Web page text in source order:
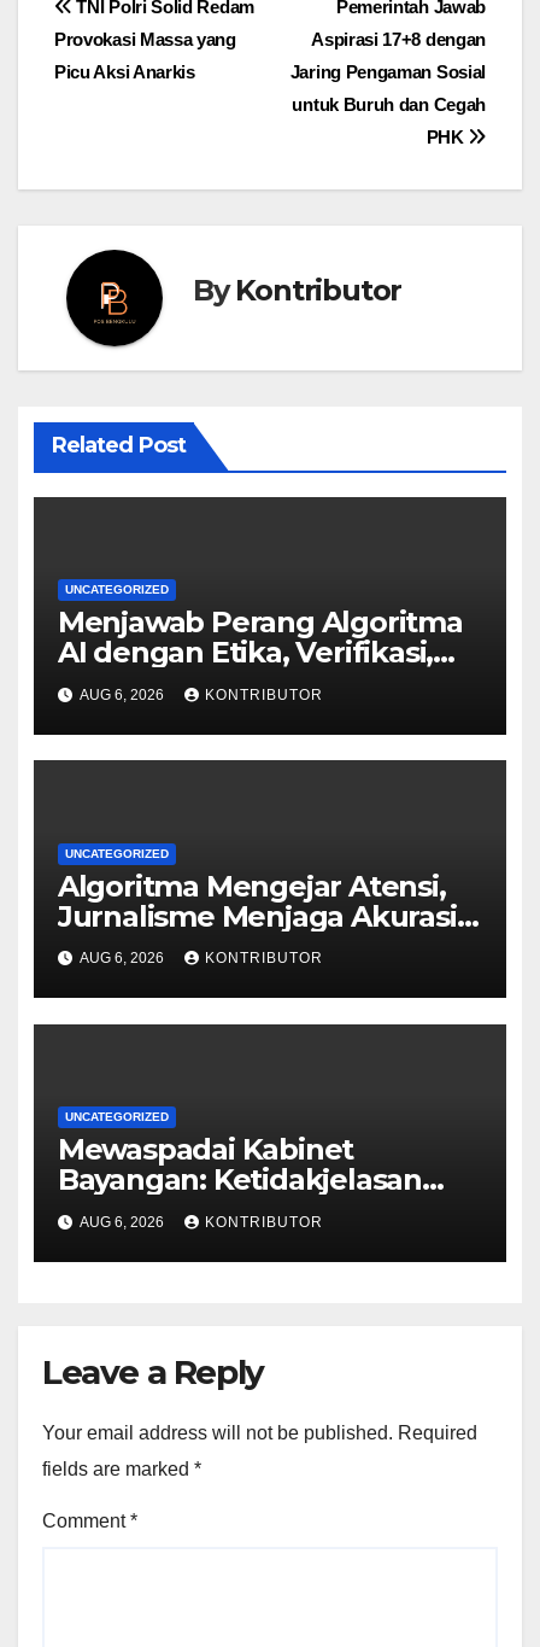
Post
navigation
Pemerintah Jawab
Aspirasi 17+8 dengan
Jaring Pengaman Sosial
untuk Buruh dan Cegah
PHK
TNI Polri Solid Redam
Provokasi Massa yang
Picu Aksi Anarkis
ByKontributor
Related Post
UNCATEGORIZED
Menjawab Perang Algoritma
AI dengan Etika, Verifikasi,
dan Media Tepercaya
AUG 6, 2026 KONTRIBUTOR
UNCATEGORIZED
Algoritma Mengejar Atensi,
Jurnalisme Menjaga Akurasi
dan Akal Sehat Publik
AUG 6, 2026 KONTRIBUTOR
UNCATEGORIZED
Mewaspadai Kabinet
Bayangan: Ketidakjelasan
Legitimasi Moral dan
Representasi
AUG 6, 2026 KONTRIBUTOR
Leave a Reply
Your email address will not be published. Required
fields are marked *
Comment*